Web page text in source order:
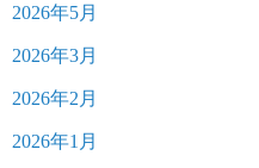
2026年5月
2026年3月
2026年2月
2026年1月